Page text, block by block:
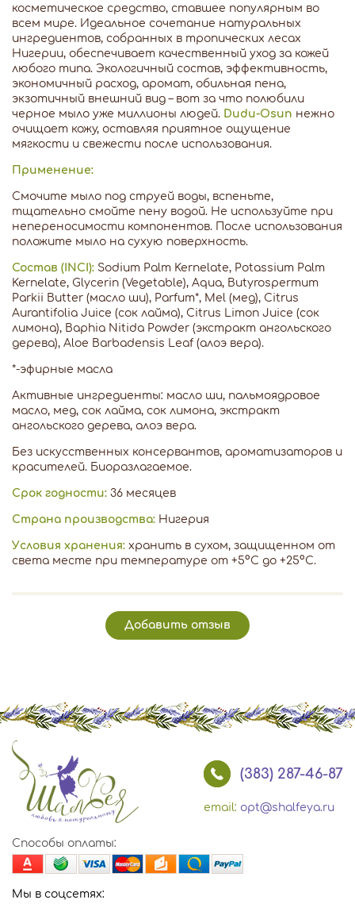
косметическое средство, ставшее популярным во
всем мире. Идеальное сочетание натуральных
ингредиентов, собранных в тропических лесах
Нигерии, обеспечивает качественный уход за кожей
любого типа. Экологичный состав, эффективность,
экономичный расход, аромат, обильная пена,
экзотичный внешний вид – вот за что полюбили
черное мыло уже миллионы людей. Dudu-Osun нежно
очищает кожу, оставляя приятное ощущение
мягкости и свежести после использования.
Применение:
Смочите мыло под струей воды, вспеньте,
тщательно смойте пену водой. Не используйте при
непереносимости компонентов. После использования
положите мыло на сухую поверхность.
Состав (INCI): Sodium Palm Kernelate, Potassium Palm
Kernelate, Glycerin (Vegetable), Aqua, Butyrospermum
Parkii Butter (масло ши), Parfum*, Mel (мед), Citrus
Aurantifolia Juice (сок лайма), Citrus Limon Juice (сок
лимона), Baphia Nitida Powder (экстракт ангольского
дерева), Aloe Barbadensis Leaf (алоэ вера).
*-эфирные масла
Активные ингредиенты: масло ши, пальмоядровое
масло, мед, сок лайма, сок лимона, экстракт
ангольского дерева, алоэ вера.
Без искусственных консервантов, ароматизаторов и
красителей. Биоразлагаемое.
Срок годности: 36 месяцев
Страна производства: Нигерия
Условия хранения: хранить в сухом, защищенном от
света месте при температуре от +5°С до +25°С.
Добавить отзыв
(383) 287-46-87
email: opt@shalfeya.ru
Способы оплаты:
Мы в соцсетях: